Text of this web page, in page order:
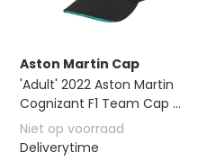
Aston Martin Cap
'Adult' 2022 Aston Martin
Cognizant F1 Team Cap ...
Niet op voorraad
Deliverytime